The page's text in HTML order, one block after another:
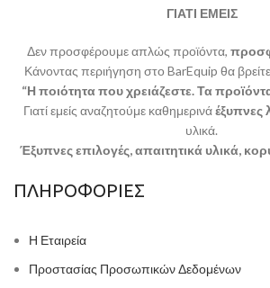
ΓΙΑΤΙ ΕΜΕΙΣ
Δεν προσφέρουμε απλώς προϊόντα,
Κάνοντας περιήγηση στο BarEquip θα βρείτε
“Η ποιότητα που χρειάζεστε. Τα
Γιατί εμείς αναζητούμε καθημερινάέξυπνες
υλικά.
Έξυπνες επιλογές, απαιτητικά υλικά,
ΠΛΗΡΟΦΟΡΙΕΣ
Η Εταιρεία
Προστασίας Προσωπικών Δεδομένων